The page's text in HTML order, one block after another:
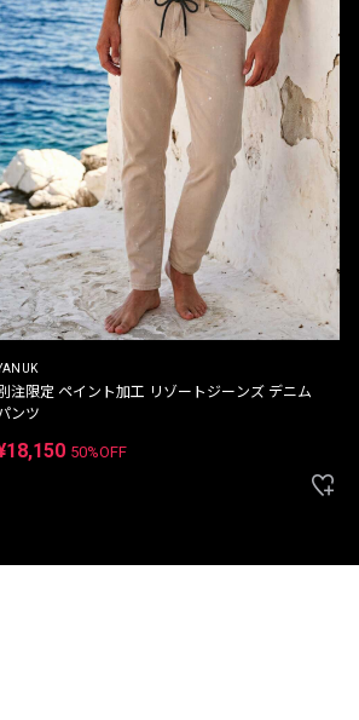
注限定 ペイント加工 リゾートジーンズ デニム
ンツ
50%OFF